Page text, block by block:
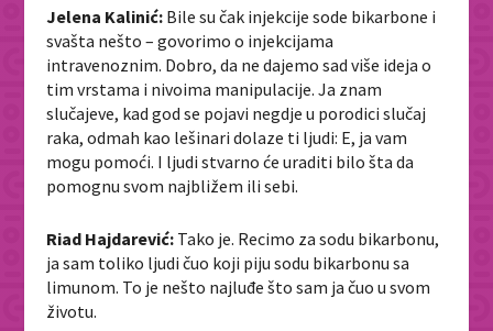
Jelena Kalinić: Bile su čak injekcije sode bikarbone i
svašta nešto – govorimo o injekcijama
intravenoznim. Dobro, da ne dajemo sad više ideja o
tim vrstama i nivoima manipulacije. Ja znam
slučajeve, kad god se pojavi negdje u porodici slučaj
raka, odmah kao lešinari dolaze ti ljudi: E, ja vam
mogu pomoći. I ljudi stvarno će uraditi bilo šta da
pomognu svom najbližem ili sebi.
Riad Hajdarević: Tako je. Recimo za sodu bikarbonu,
ja sam toliko ljudi čuo koji piju sodu bikarbonu sa
limunom. To je nešto najluđe što sam ja čuo u svom
životu.